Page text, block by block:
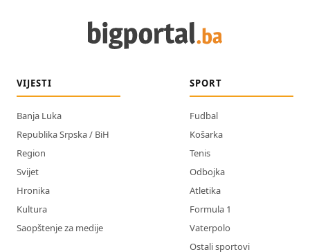
VIJESTI
Banja Luka
Republika Srpska / BiH
Region
Svijet
Hronika
Kultura
Saopštenje za medije
SPORT
Fudbal
Košarka
Tenis
Odbojka
Atletika
Formula 1
Vaterpolo
Ostali sportovi